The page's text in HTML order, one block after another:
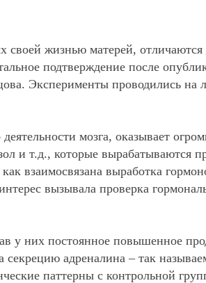
своей жизнью матерей,
подтверждение после
Эксперименты проводились
мозга, оказывает
и т.д., которые вырабатываются
взаимосвязана выработка
вызывала проверка
у них постоянное повышенное
адреналина – так
паттерны с контрольной